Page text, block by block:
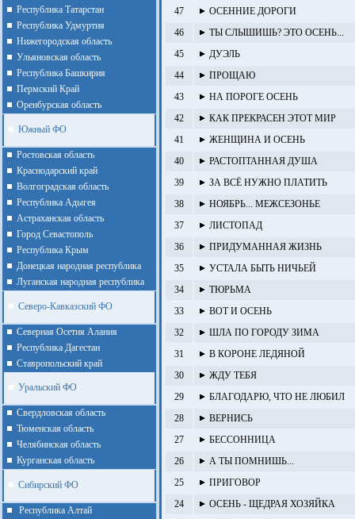
Республика Татарстан
Республика Удмуртия
Нижегородская область
Ульяновская область
Республика Башкирия
Пермский Край
Оренбурская область
Южный ФО
Ростовская область
Краснодарский край
Волгоградская область
Республика Адыгея
Астраханская область
Город Севастополь
Республика Крым
Донецкая народная республика
Луганская народная республика
Северо-Кавказский ФО
Северная Осетия Алания
Республика Дагестан
Ставропольский край
Уральский ФО
Cвердловская область
Тюменская область
Челябинская область
Курганская область
Сибирский ФО
Республика Алтай
47
ОСЕННИЕ ДОРОГИ
46
ТЫ СЛЫШИШЬ? ЭТО ОСЕНЬ...
45
ДУЭЛЬ
44
ПРОЩАЮ
43
НА ПОРОГЕ ОСЕНЬ
42
КАК ПРЕКРАСЕН ЭТОТ МИР
41
ЖЕНЩИНА И ОСЕНЬ
40
РАСТОПТАННАЯ ДУША
39
ЗА ВСЁ НУЖНО ПЛАТИТЬ
38
НОЯБРЬ... МЕЖСЕЗОНЬЕ
37
ЛИСТОПАД
36
ПРИДУМАННАЯ ЖИЗНЬ
35
УСТАЛА БЫТЬ НИЧЬЕЙ
34
ТЮРЬМА
33
ВОТ И ОСЕНЬ
32
ШЛА ПО ГОРОДУ ЗИМА
31
В КОРОНЕ ЛЕДЯНОЙ
30
ЖДУ ТЕБЯ
29
БЛАГОДАРЮ, ЧТО НЕ ЛЮБИЛ
28
ВЕРНИСЬ
27
БЕССОННИЦА
26
А ТЫ ПОМНИШЬ...
25
ПРИГОВОР
24
ОСЕНЬ - ЩЕДРАЯ ХОЗЯЙКА